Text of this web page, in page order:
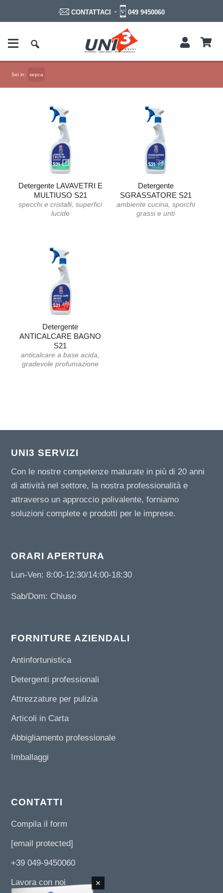
CONTATTACI - 049 9450060
Sei in: sepca
Detergente LAVAVETRI E
MULTIUSO S21
specchi e cristalli, superfici
lucide
Detergente
SGRASSATORE S21
ambiente cucina, sporchi
grassi e unti
Detergente
ANTICALCARE BAGNO
S21
anticalcare a base acida,
gradevole profumazione
UNI3 SERVIZI
Con le nostre competenze maturate in più di 20 anni
di attività nel settore, la nostra professionalità e
attraverso un approccio polivalente, forniamo
soluzioni complete e prodotti per le imprese.
ORARI APERTURA
Lun-Ven: 8:00-12:30/14:00-18:30
Sab/Dom: Chiuso
FORNITURE AZIENDALI
Antinfortunistica
Detergenti professionali
Attrezzature per pulizia
Articoli in Carta
Abbigliamento professionale
Imballaggi
CONTATTI
Compila il form
[email protected]
+39 049-9450060
Lavora con noi